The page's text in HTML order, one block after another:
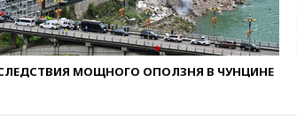
МОЩНОГО ОПОЛЗНЯ В ЧУНЦИНЕ